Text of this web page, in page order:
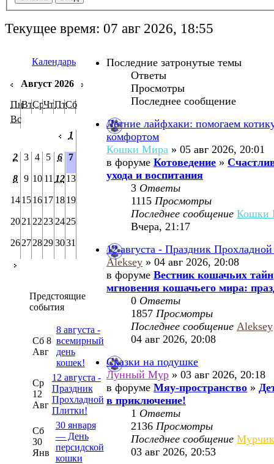
Текущее время: 07 авг 2026, 18:55
Календарь
Август 2026
ПнВтСрЧтПтСб
Вс
1
2 3 4 5 6 7
8 9 10 11 1213
14151617 1819
2021 22 23 2425
262728293031
Предстоящие
события
Сб 8
Авг
8 августа -
всемирный
день
кошек!
Ср
12
Авг
12 августа -
Праздник
Прохладной
Плитки!
Сб
30
Янв
30 января
— День
персидской
кошки
Последние затронутые темы
Ответы
Просмотры
Последнее сообщение
Летние лайфхаки: помогаем
комфортом
Кошки Мира » 05 авг 2026, 20:01
в форумеКотоведение »
ухода и воспитания
3 Ответы
1115Просмотры
Последнее сообщениеКошки
Вчера, 21:17
12 августа - Праздник
Aleksey » 04 авг 2026, 20:08
в форумеВестник кошачьих тайн
мгновения кошачьего мира:
0 Ответы
1857Просмотры
Последнее сообщениеAleksey
04 авг 2026, 20:08
Сказки на подушке
Лунный Мур » 03 авг 2026, 20:18
в форумеМяу-пространство »
в приключение!
1 Ответы
2136Просмотры
Последнее сообщение
03 авг 2026, 20:53